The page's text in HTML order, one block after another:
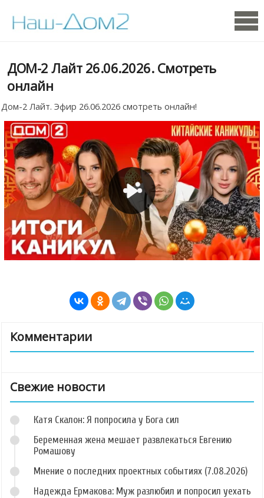
ДОМ-2 Лайт 26.06.2026. Смотреть
онлайн
Дом-2 Лайт. Эфир 26.06.2026 смотреть онлайн!
Комментарии
Свежие новости
Катя Скалон: Я попросила у Бога сил
Беременная жена мешает развлекаться Евгению
Ромашову
Мнение о последних проектных событиях (7.08.2026)
Надежда Ермакова: Муж разлюбил и попросил уехать